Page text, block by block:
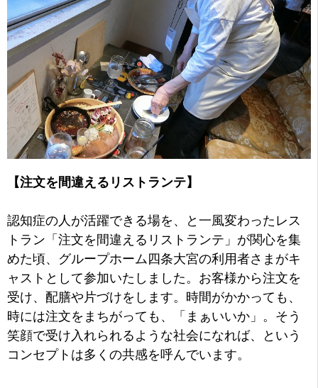
【注文を間違えるリストランテ】
認知症の人が活躍できる場を、と一風変わったレス
トラン「注文を間違えるリストランテ」が関心を集
めた頃、グループホーム四条大宮の利用者さまがキ
ャストとして参加いたしました。お客様から注文を
受け、配膳や片づけをします。時間がかかっても、
時には注文をまちがっても、「まぁいいか」。そう
笑顔で受け入れられるような社会になれば、という
コンセプトは多くの共感を呼んでいます。